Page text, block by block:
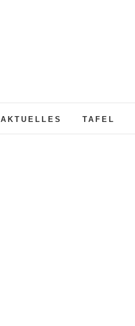
AKTUELLES TAFEL